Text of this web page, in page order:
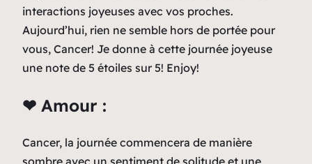
interactions joyeuses avec vos proches.
Aujourd’hui, rien ne semble hors de portée pour
vous, Cancer! Je donne à cette journée joyeuse
une note de 5 étoiles sur 5! Enjoy!
❤ Amour :
Cancer, la journée commencera de manière
sombre avec un sentiment de solitude et une